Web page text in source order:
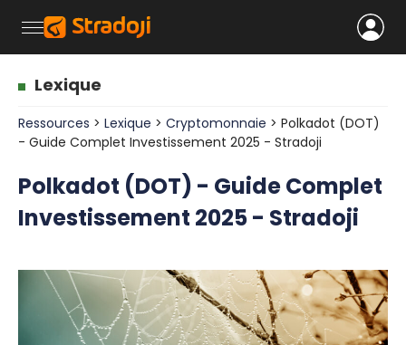
Lexique
Ressources > Lexique > Cryptomonnaie > Polkadot (DOT)
- Guide Complet Investissement 2025 - Stradoji
Polkadot (DOT) - Guide Complet
Investissement 2025 - Stradoji